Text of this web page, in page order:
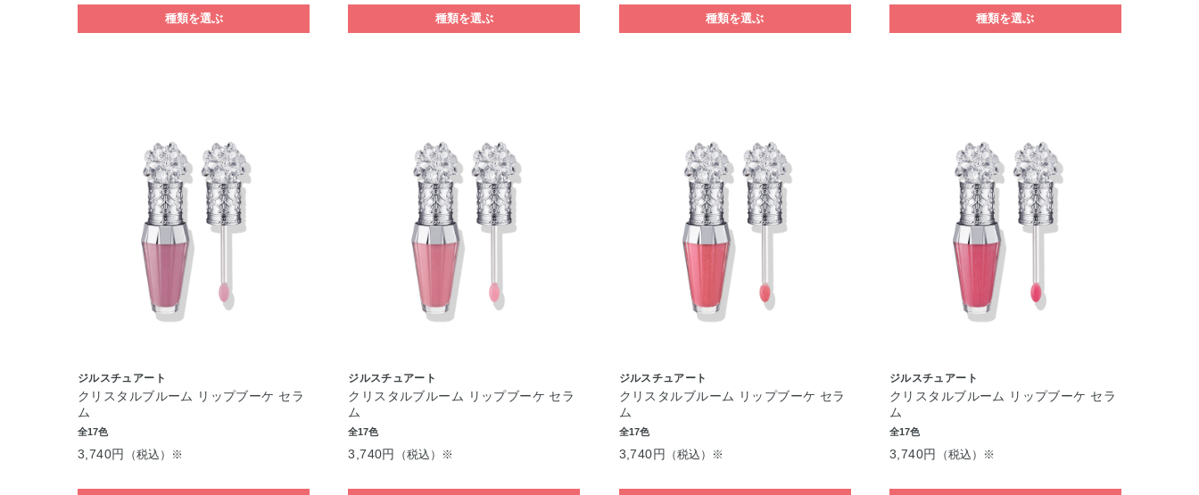
種類を選ぶ 種類を選ぶ 種類を選ぶ 種類を選ぶ
ジルスチュアート
クリスタルブルーム リップブーケ セラ
ム
全17色
3,740円 （税込）※
ジルスチュアート
クリスタルブルーム リップブーケ セラ
ム
全17色
3,740円 （税込）※
ジルスチュアート
クリスタルブルーム リップブーケ セラ
ム
全17色
3,740円 （税込）※
ジルスチュアート
クリスタルブルーム リップブーケ セラ
ム
全17色
3,740円 （税込）※